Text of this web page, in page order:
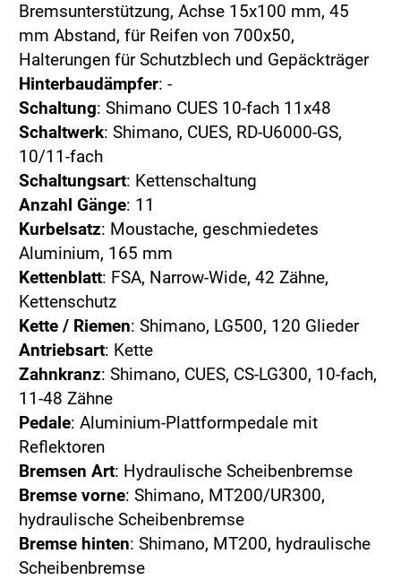
Bremsunterstützung, Achse 15x100 mm, 45
mm Abstand, für Reifen von 700x50,
Halterungen für Schutzblech und Gepäckträger
Hinterbaudämpfer: -
Schaltung: Shimano CUES 10-fach 11x48
Schaltwerk: Shimano, CUES, RD-U6000-GS,
10/11-fach
Schaltungsart: Kettenschaltung
Anzahl Gänge: 11
Kurbelsatz: Moustache, geschmiedetes
Aluminium, 165 mm
Kettenblatt: FSA, Narrow-Wide, 42 Zähne,
Kettenschutz
Kette / Riemen: Shimano, LG500, 120 Glieder
Antriebsart: Kette
Zahnkranz: Shimano, CUES, CS-LG300, 10-fach,
11-48 Zähne
Pedale: Aluminium-Plattformpedale mit
Reflektoren
Bremsen Art: Hydraulische Scheibenbremse
Bremse vorne: Shimano, MT200/UR300,
hydraulische Scheibenbremse
Bremse hinten: Shimano, MT200, hydraulische
Scheibenbremse